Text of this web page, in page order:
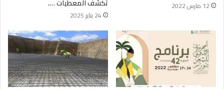
12 مارس 2022 تكشف المعطيات ….
24 يناير 2025